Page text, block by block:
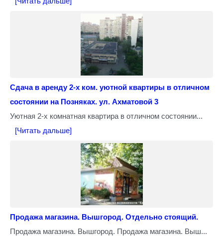
Сдача в аренду 2-х ком. уютной квартиры в отличном
состоянии на Позняках. ул. Ахматовой 3
Уютная 2-х комнатная квартира в отличном состоянии...
[Читать дальше]
Продажа магазина. Вышгород. Отдельно стоящий.
Продажа магазина. Вышгород. Продажа магазина. Выш...